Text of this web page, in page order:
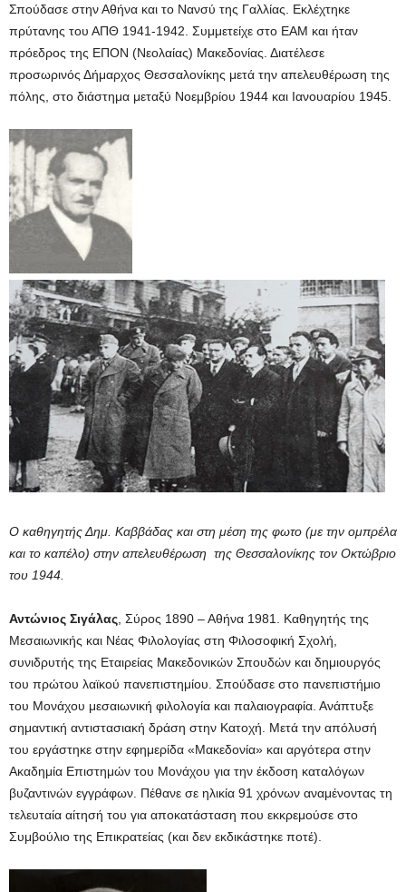
Σπούδασε στην Αθήνα και το Νανσύ της Γαλλίας. Εκλέχτηκε
πρύτανης του ΑΠΘ 1941-1942. Συμμετείχε στο ΕΑΜ και ήταν
πρόεδρος της ΕΠΟΝ (Νεολαίας) Μακεδονίας. Διατέλεσε
προσωρινός Δήμαρχος Θεσσαλονίκης μετά την απελευθέρωση της
πόλης, στο διάστημα μεταξύ Νοεμβρίου 1944 και Ιανουαρίου 1945.
Ο καθηγητής Δημ. Καββάδας και στη μέση της φωτο (με την ομπρέλα
και το καπέλο) στην απελευθέρωση της Θεσσαλονίκης τον Οκτώβριο
του 1944.
Αντώνιος Σιγάλας , Σύρος 1890 – Αθήνα 1981. Καθηγητής της
Μεσαιωνικής και Νέας Φιλολογίας στη Φιλοσοφική Σχολή,
συνιδρυτής της Εταιρείας Μακεδονικών Σπουδών και δημιουργός
του πρώτου λαϊκού πανεπιστημίου. Σπούδασε στο πανεπιστήμιο
του Μονάχου μεσαιωνική φιλολογία και παλαιογραφία. Ανάπτυξε
σημαντική αντιστασιακή δράση στην Κατοχή. Μετά την απόλυσή
του εργάστηκε στην εφημερίδα «Μακεδονία» και αργότερα στην
Ακαδημία Επιστημών του Μονάχου για την έκδοση καταλόγων
βυζαντινών εγγράφων. Πέθανε σε ηλικία 91 χρόνων αναμένοντας τη
τελευταία αίτησή του για αποκατάσταση που εκκρεμούσε στο
Συμβούλιο της Επικρατείας (και δεν εκδικάστηκε ποτέ).